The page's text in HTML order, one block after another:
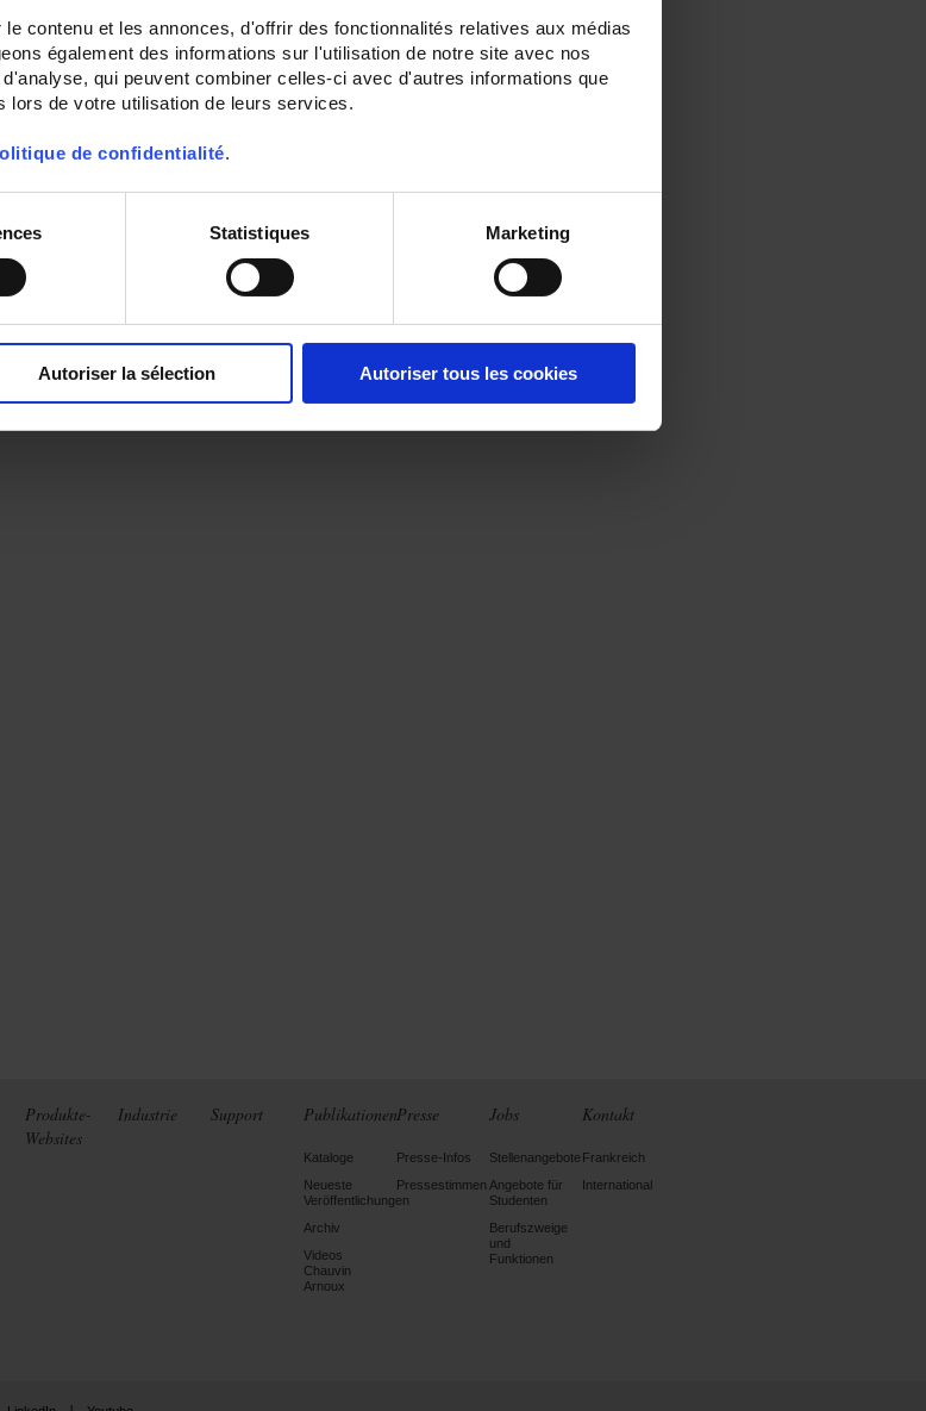
contenu et les annonces, d'offrir des fonctionnalités relatives aux médias
également des informations sur l'utilisation de notre site avec nos
qui peuvent combiner celles-ci avec d'autres informations que
lors de votre utilisation de leurs services.
de confidentialité.
Statistiques Marketing
Autoriser la sélection Autoriser tous les cookies
Produkte-
Websites
Industrie Support Publikationen
Kataloge
Neueste
Veröffentlichungen
Archiv
Videos
Chauvin
Arnoux
Presse
Presse-Infos
Pressestimmen
Jobs
Stellenangebote
Angebote für
Studenten
Berufszweige
und
Funktionen
Kontakt
Frankreich
International